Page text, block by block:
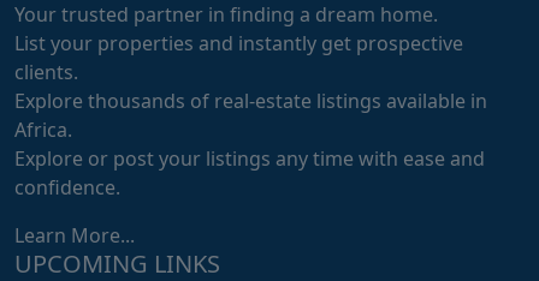
Your trusted partner in finding a dream home.
List your properties and instantly get prospective
clients.
Explore thousands of real-estate listings available in
Africa.
Explore or post your listings any time with ease and
confidence.
Learn More...
UPCOMING LINKS